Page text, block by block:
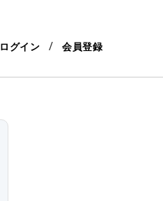
ログイン 会員登録